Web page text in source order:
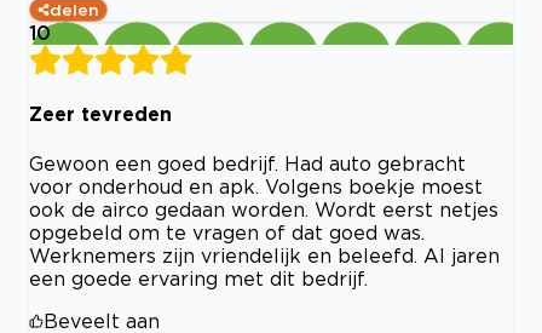
delen
10
Zeer tevreden
Gewoon een goed bedrijf. Had auto gebracht
voor onderhoud en apk. Volgens boekje moest
ook de airco gedaan worden. Wordt eerst netjes
opgebeld om te vragen of dat goed was.
Werknemers zijn vriendelijk en beleefd. Al jaren
een goede ervaring met dit bedrijf.
Beveelt aan